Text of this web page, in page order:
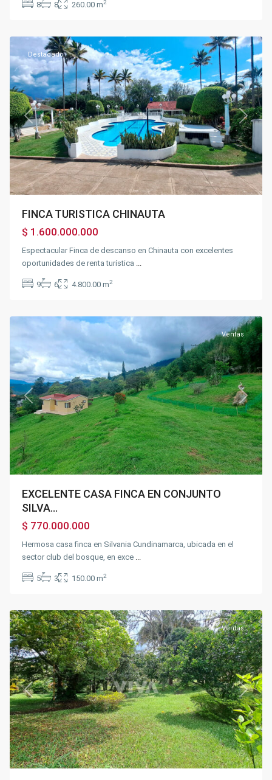
8 8 260.00 m2
Previous Next
Destacado
FINCA TURISTICA CHINAUTA
$ 1.600.000.000
Espectacular Finca de descanso en Chinauta con excelentes
oportunidades de renta turística
9 6 4.800.00 m2
Previous Next
Ventas
EXCELENTE CASA FINCA EN CONJUNTO
SILVA...
$ 770.000.000
Hermosa casa finca en Silvania Cundinamarca, ubicada en el
sector club del bosque, en exce
5 3 150.00 m2
Previous Next
Ventas